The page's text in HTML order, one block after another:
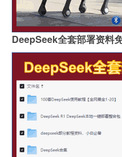
DeepSeek全套部署资料